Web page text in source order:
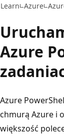
Learn Azure
Azure
Azure
chmurą Azure i
większość